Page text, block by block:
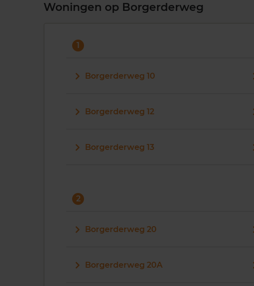
Woningen op Borgerderweg
1
Borgerderweg 10
Borgerderweg 12
Borgerderweg 13
2
Borgerderweg 20
Borgerderweg 20A